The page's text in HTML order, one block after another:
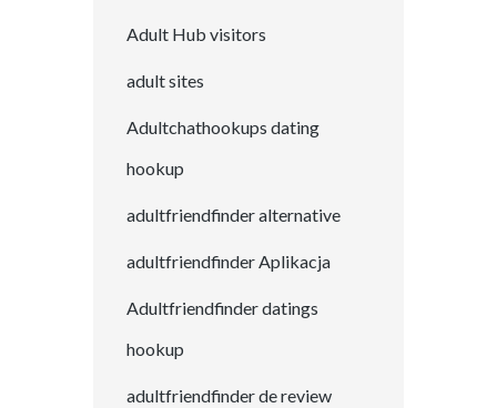
Adult Hub visitors
adult sites
Adultchathookups dating
hookup
adultfriendfinder alternative
adultfriendfinder Aplikacja
Adultfriendfinder datings
hookup
adultfriendfinder de review